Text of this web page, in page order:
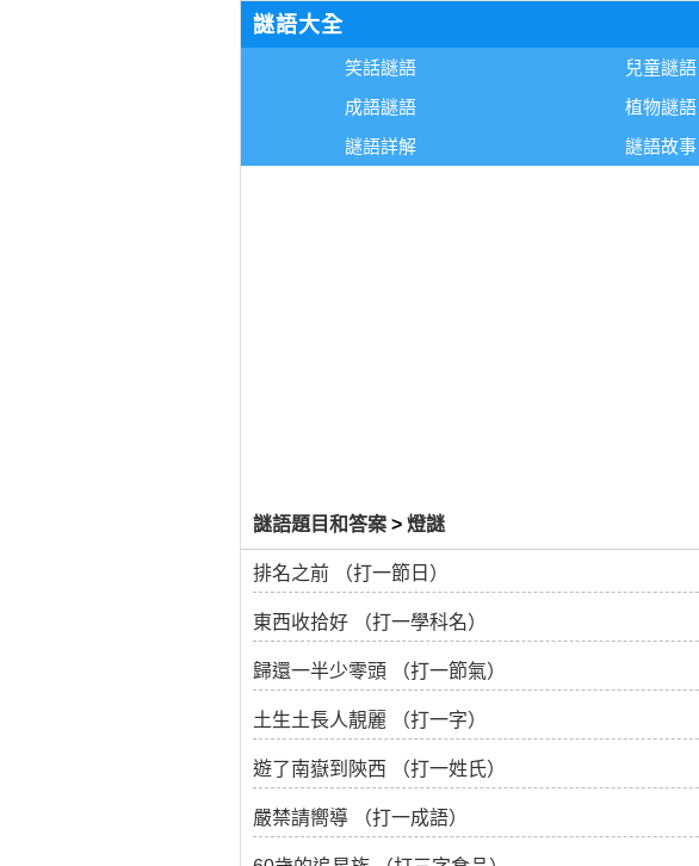
謎語大全
笑話謎語 兒童謎語
成語謎語
植物謎語
謎語詳解
謎語故事
謎語題目和答案> 燈謎
排名之前 （打一節日）
東西收拾好 （打一學科名）
歸還一半少零頭 （打一節氣）
土生土長人靚麗 （打一字）
遊了南嶽到陝西 （打一姓氏）
嚴禁請嚮導 （打一成語）